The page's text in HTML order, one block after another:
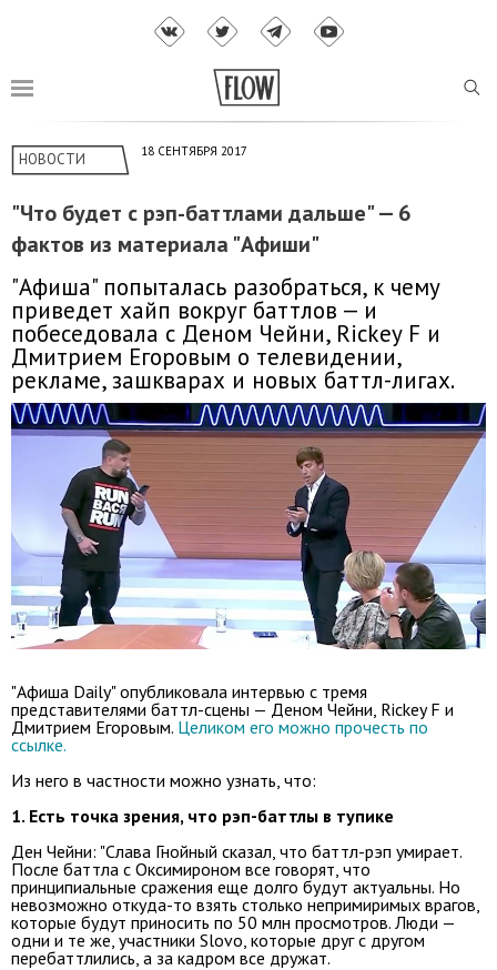
НОВОСТИ 18 СЕНТЯБРЯ 2017
"Что будет с рэп-баттлами дальше" — 6
фактов из материала "Афиши"
"Афиша" попыталась разобраться, к чему
приведет хайп вокруг баттлов — и
побеседовала с Деном Чейни, Rickey F и
Дмитрием Егоровым о телевидении,
рекламе, зашкварах и новых баттл-лигах.
"Афиша Daily" опубликовала интервью с тремя
представителями баттл-сцены — Деном Чейни, Rickey F и
Дмитрием Егоровым. Целиком его можно прочесть по
ссылке.
Из него в частности можно узнать, что:
1. Есть точка зрения, что рэп-баттлы в тупике
Ден Чейни: "Слава Гнойный сказал, что баттл-рэп умирает.
После баттла с Оксимироном все говорят, что
принципиальные сражения еще долго будут актуальны. Но
невозможно откуда-то взять столько непримиримых врагов,
которые будут приносить по 50 млн просмотров. Люди —
одни и те же, участники Slovo, которые друг с другом
перебаттлились, а за кадром все дружат.